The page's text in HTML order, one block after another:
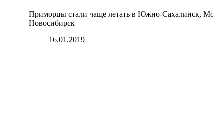
Приморцы стали чаще летать в Южно-Сахалинск,
Новосибирск
16.01.2019